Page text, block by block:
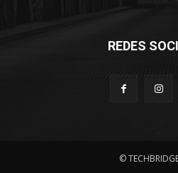
REDES
©